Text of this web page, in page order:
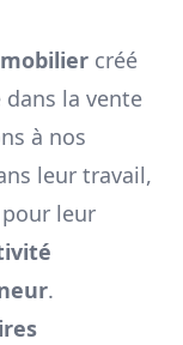
créé
dans la vente
à nos
leur travail,
leur
.